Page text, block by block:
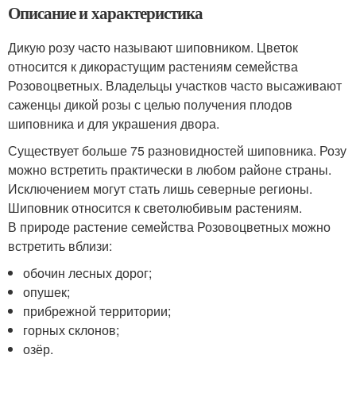
Описание и характеристика
Дикую розу часто называют шиповником. Цветок
относится к дикорастущим растениям семейства
Розовоцветных. Владельцы участков часто высаживают
саженцы дикой розы с целью получения плодов
шиповника и для украшения двора.
Существует больше 75 разновидностей шиповника. Розу
можно встретить практически в любом районе страны.
Исключением могут стать лишь северные регионы.
Шиповник относится к светолюбивым растениям.
В природе растение семейства Розовоцветных можно
встретить вблизи:
обочин лесных дорог;
опушек;
прибрежной территории;
горных склонов;
озёр.